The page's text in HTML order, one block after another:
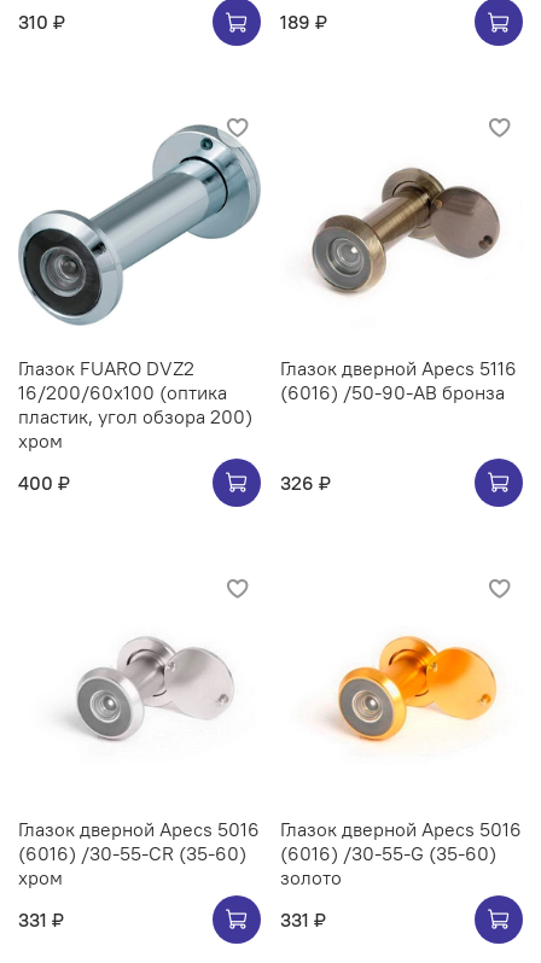
310 ₽ 189 ₽
Глазок FUARO DVZ2
16/200/60x100 (оптика
пластик, угол обзора 200)
хром
400 ₽
Глазок дверной Apecs 5116
(6016) /50-90-AB бронза
326 ₽
Глазок дверной Apecs 5016
(6016) /30-55-CR (35-60)
хром
331 ₽
Глазок дверной Apecs 5016
(6016) /30-55-G (35-60)
золото
331 ₽